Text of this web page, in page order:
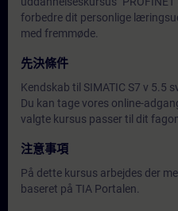
forbedre dit personlige
med fremmøde.
先決條件
Kendskab til SIMATIC S7 v 5.5
Du kan tage vores online-
valgte kursus passer til dit
注意事項
På dette kursus arbejdes der
baseret på TIA Portalen.